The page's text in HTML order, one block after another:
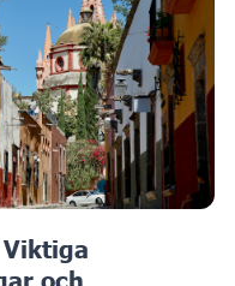
Viktiga